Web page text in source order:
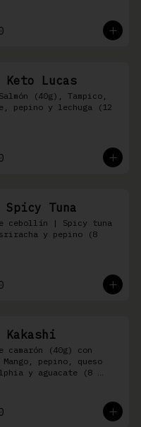
Keto Lucas
(40g), Tampico,
pepino y lechuga (12
Spicy Tuna
cebollín | Spicy tuna
y pepino (8
Kakashi
camarón (40g) con
pepino, queso
y aguacate (8